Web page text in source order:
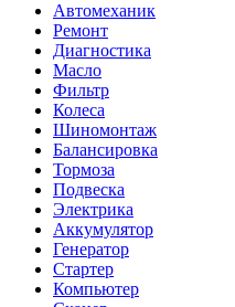
Автомеханик
Ремонт
Диагностика
Масло
Фильтр
Колеса
Шиномонтаж
Балансировка
Тормоза
Подвеска
Электрика
Аккумулятор
Генератор
Стартер
Компьютер